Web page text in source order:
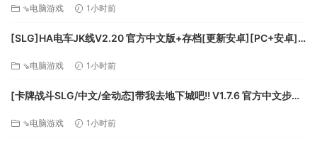
玩家将制定塔尔玛的日程，决定她如何度过每一天。无论是完
成每天的任务、在沙漠漫步，还是追忆往事、在沙土中画图，
⇘电脑游戏 1小时前
[SLG]HA电车JK线V2.20 官方中文版+存档[更新安卓][PC+安卓]
⇘电脑游戏 1小时前
[卡牌战斗SLG/中文/全动态]带我去地下城吧!! V1.7.6 官方中文步兵
⇘电脑游戏 1小时前